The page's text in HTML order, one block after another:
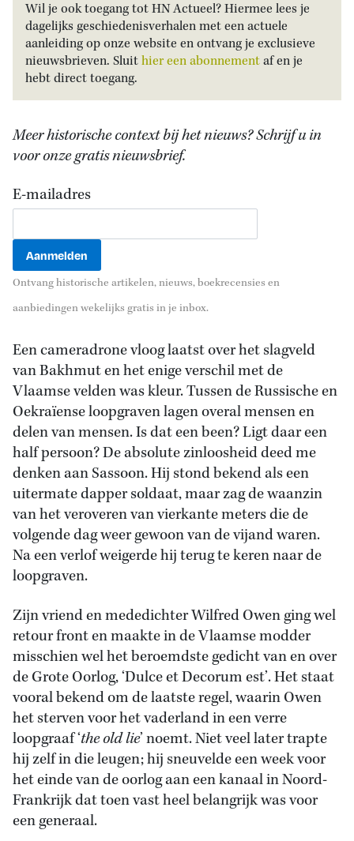
Wil je ook toegang tot HN Actueel? Hiermee lees je
dagelijks geschiedenisverhalen met een actuele
aanleiding op onze website en ontvang je exclusieve
nieuwsbrieven. Sluithier een abonnementaf en je
hebt direct toegang.
Meer historische context bij het nieuws? Schrijf u in
voor onze gratis nieuwsbrief.
E-mailadres
Ontvang historische artikelen, nieuws, boekrecensies en
aanbiedingen wekelijks gratis in je inbox.
Een cameradrone vloog laatst over het slagveld
van Bakhmut en het enige verschil met de
Vlaamse velden was kleur. Tussen de Russische en
Oekraïense loopgraven lagen overal mensen en
delen van mensen. Is dat een been? Ligt daar een
half persoon? De absolute zinloosheid deed me
denken aan Sassoon. Hij stond bekend als een
uitermate dapper soldaat, maar zag de waanzin
van het veroveren van vierkante meters die de
volgende dag weer gewoon van de vijand waren.
Na een verlof weigerde hij terug te keren naar de
loopgraven.
Zijn vriend en mededichter Wilfred Owen ging wel
retour front en maakte in de Vlaamse modder
misschien wel het beroemdste gedicht van en over
de Grote Oorlog, ‘Dulce et Decorum est’. Het staat
vooral bekend om de laatste regel, waarin Owen
het sterven voor het vaderland in een verre
loopgraaf ‘the old lie’ noemt. Niet veel later trapte
hij zelf in die leugen; hij sneuvelde een week voor
het einde van de oorlog aan een kanaal in Noord-
Frankrijk dat toen vast heel belangrijk was voor
een generaal.